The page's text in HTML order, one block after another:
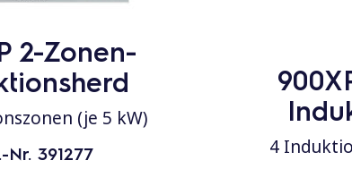
2-Zonen-
(je 5 kW)
Nr. 391277 4